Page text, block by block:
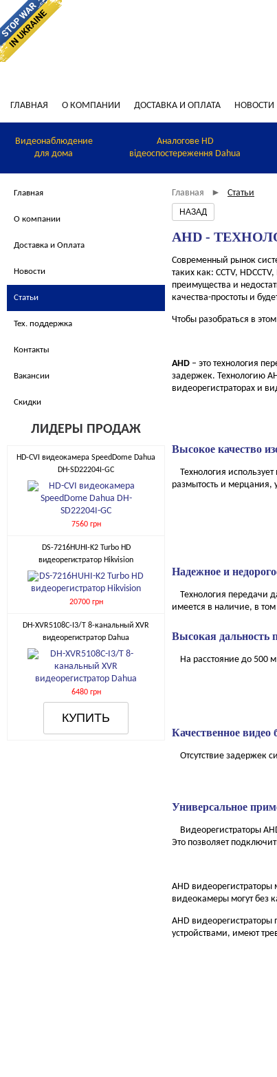
ГЛАВНАЯ О КОМПАНИИ ДОСТАВКА И ОПЛАТА НОВОСТИ
Видеонаблюдение
для дома
Аналогове HD
відеоспостереження Dahua
Главная
О компании
Доставка и Оплата
Новости
Статьи
Тех. поддержка
Контакты
Вакансии
Скидки
ЛИДЕРЫ ПРОДАЖ
HD-CVI видеокамера SpeedDome Dahua
DH-SD22204I-GC
7560 грн
DS-7216HUHI-K2 Turbo HD
видеорегистратор Hikvision
20700 грн
DH-XVR5108C-I3/T 8-канальный XVR
видеорегистратор Dahua
6480 грн
Главная ► Статьи
AHD -
Современный рынок
таких как: CCTV,
преимущества и
качества-простоты и
Чтобы разобраться в
AHD – это технология
задержек. Технологию
видеорегистраторах и
Высокое качество
Технология использует
размытость и мерцания,
Надежное и
Технология передачи
имеется в наличие, в
Высокая дальность
На расстояние до 500 м
Качественное видео
Отсутствие задержек
Универсальное
Видеорегистраторы
Это позволяет
AHD
видеокамеры могут без
AHD
устройствами, имеют